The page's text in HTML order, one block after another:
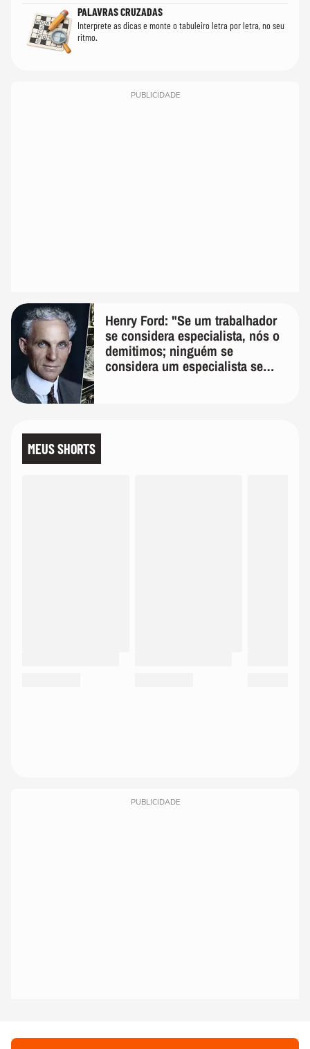
PALAVRAS CRUZADAS
Interprete as dicas e monte o tabuleiro letra por letra, no seu
ritmo.
PUBLICIDADE
Henry Ford: "Se um trabalhador
se considera especialista, nós o
demitimos; ninguém se
considera um especialista se
MEUS SHORTS
PUBLICIDADE